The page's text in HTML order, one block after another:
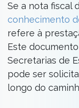
Se a nota fiscal
conhecimento
refere à
Este
Secretarias de
pode ser
longo do